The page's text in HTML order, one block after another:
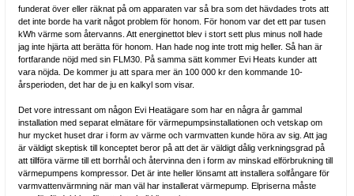
funderat över eller räknat på om apparaten var så bra som det hävdades trots att
det inte borde ha varit något problem för honom. För honom var det ett par tusen
kWh värme som återvanns. Att energinettot blev i stort sett plus minus noll hade
jag inte hjärta att berätta för honom. Han hade nog inte trott mig heller. Så han är
fortfarande nöjd med sin FLM30. På samma sätt kommer Evi Heats kunder att
vara nöjda. De kommer ju att spara mer än 100 000 kr den kommande 10-
årsperioden, det har de ju en kalkyl som visar.
Det vore intressant om någon Evi Heatägare som har en några år gammal
installation med separat elmätare för värmepumpsinstallationen och vetskap om
hur mycket huset drar i form av värme och varmvatten kunde höra av sig. Att jag
är väldigt skeptisk till konceptet beror på att det är väldigt dålig verkningsgrad på
att tillföra värme till ett borrhål och återvinna den i form av minskad elförbrukning till
värmepumpens kompressor. Det är inte heller lönsamt att installera solfångare för
varmvattenvärmning när man väl har installerat värmepump. Elpriserna måste